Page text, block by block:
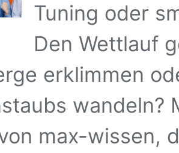
Tuning oder
Den Wettlauf
erklimmen
wandeln?
max-wissen,